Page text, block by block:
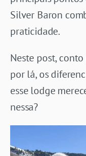
Silver Baron
praticidade.
Neste post,
por lá, os
esse lodge
nessa?